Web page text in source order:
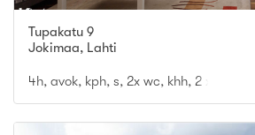
Tupakatu 9
Jokimaa, Lahti
4h, avok, kph, s, 2x wc, khh, 2 x vh,